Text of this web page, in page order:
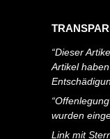
“Dieser
Artikel
wurden
Link mit